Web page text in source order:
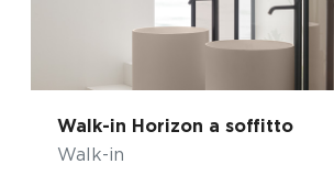
Walk-in Horizon a soffitto
Walk-in